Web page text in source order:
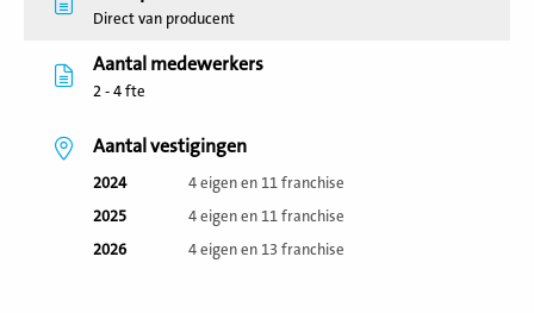
Direct van producent
Aantal medewerkers
2 - 4 fte
Aantal vestigingen
2024
4 eigen en 11 franchise
2025
4 eigen en 11 franchise
2026
4 eigen en 13 franchise